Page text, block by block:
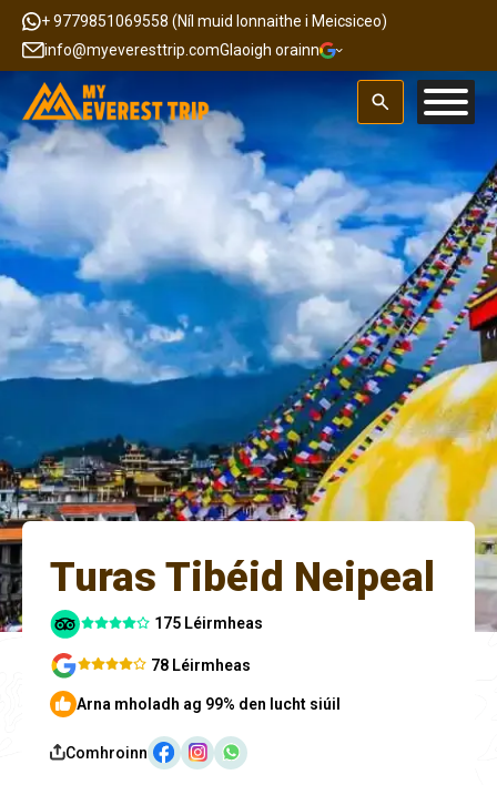
+ 9779851069558 (Níl muid lonnaithe i Meicsiceo)
info@myeveresttrip.comGlaoigh orainn
Turas Tibéid Neipeal
175 Léirmheas
78 Léirmheas
Arna mholadh ag 99% den lucht siúil
Comhroinn